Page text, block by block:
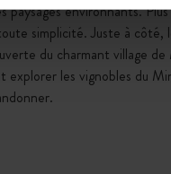
environnants.
simplicité. Juste à
du charmant village
les vignobles du